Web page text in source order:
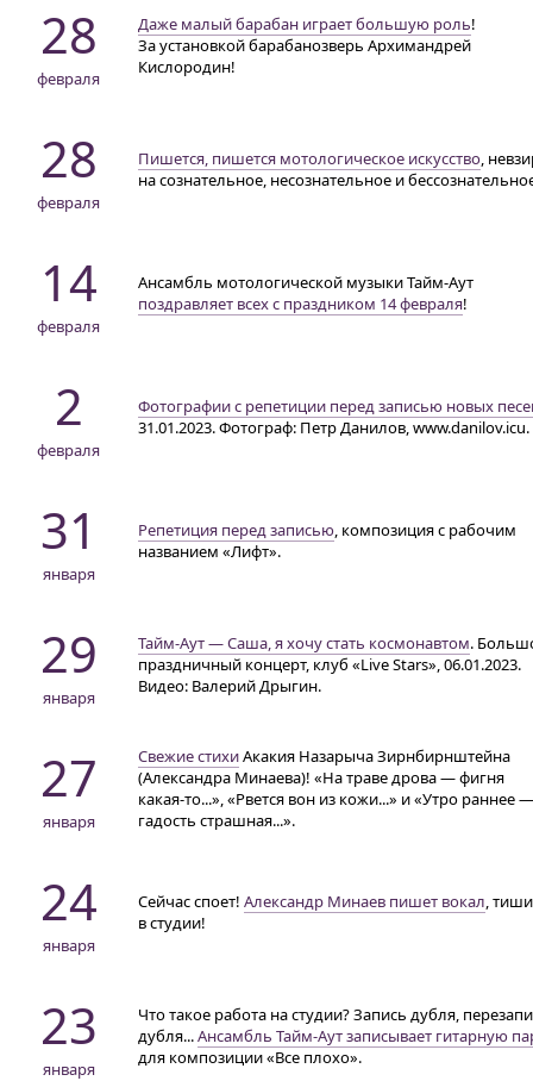
28
февраля
Даже малый барабан играет большую роль!
За установкой барабанозверь Архимандрей
Кислородин!
28
февраля
Пишется, пишется мотологическое искусство,
на сознательное, несознательное и
14
февраля
Ансамбль мотологической музыкиТайм-Аут
поздравляет всех с праздником 14 февраля!
2
февраля
Фотографии с репетиции перед записью новых
31.01.2023. Фотограф: Петр Данилов, www.danilov.icu.
31
января
Репетиция перед записью, композиция с рабочим
названием «Лифт».
29
января
Тайм-Аут— Саша, я хочу стать космонавтом.
праздничный концерт, клуб «Live Stars», 06.01.2023.
Видео: Валерий Дрыгин.
27
января
Свежие стихиАкакия Назарыча Зирнбирнштейна
(Александра Минаева)! «На траве дрова — фигня
какая-то...», «Рвется вон из кожи...» и «Утро раннее —
гадость страшная...».
24
января
Сейчас споет! Александр Минаев пишет вокал,
в студии!
23
января
Что такое работа на студии? Запись дубля,
дубля...Ансамбль Тайм-Аутзаписывает гитарную
для композиции «Все плохо».